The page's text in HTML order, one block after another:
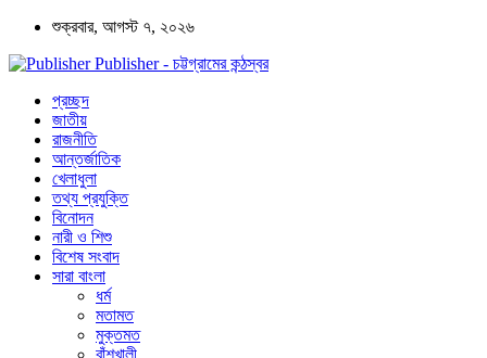
শুক্রবার, আগস্ট ৭, ২০২৬
Publisher - চট্টগ্রামের কন্ঠস্বর
প্রচ্ছদ
জাতীয়
রাজনীতি
আন্তর্জাতিক
খেলাধুলা
তথ্য প্রযুক্তি
বিনোদন
নারী ও শিশু
বিশেষ সংবাদ
সারা বাংলা
ধর্ম
মতামত
মুক্তমত
বাঁশখালী